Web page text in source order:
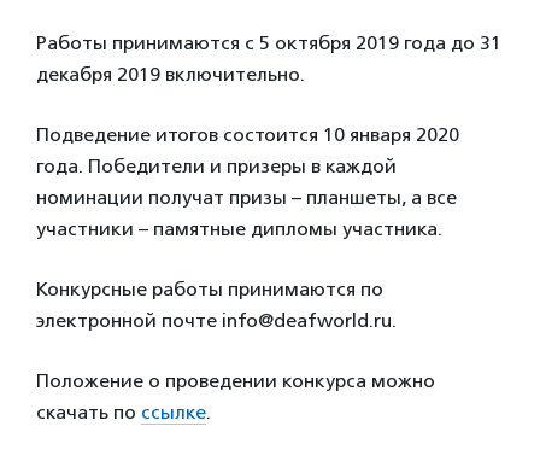
Работы принимаются с 5 октября 2019 года до 31
декабря 2019 включительно.
Подведение итогов состоится 10 января 2020
года. Победители и призеры в каждой
номинации получат призы – планшеты, а все
участники – памятные дипломы участника.
Конкурсные работы принимаются по
электронной почте info@deafworld.ru.
Положение о проведении конкурса можно
скачать по ссылке.